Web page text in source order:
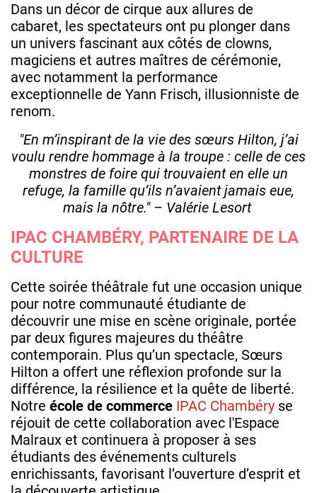
Dans un décor de cirque aux allures de
cabaret, les spectateurs ont pu plonger dans
un univers fascinant aux côtés de clowns,
magiciens et autres maîtres de cérémonie,
avec notamment la performance
exceptionnelle de Yann Frisch, illusionniste de
renom.
"En m’inspirant de la vie des sœurs Hilton, j’ai
voulu rendre hommage à la troupe : celle de ces
monstres de foire qui trouvaient en elle un
refuge, la famille qu’ils n’avaient jamais eue,
mais la nôtre." – Valérie Lesort
IPAC CHAMBÉRY, PARTENAIRE DE LA
CULTURE
Cette soirée théâtrale fut une occasion unique
pour notre communauté étudiante de
découvrir une mise en scène originale, portée
par deux figures majeures du théâtre
contemporain. Plus qu’un spectacle, Sœurs
Hilton a offert une réflexion profonde sur la
différence, la résilience et la quête de liberté.
Notre école de commerce IPAC Chambéry se
réjouit de cette collaboration avec l'Espace
Malraux et continuera à proposer à ses
étudiants des événements culturels
enrichissants, favorisant l’ouverture d’esprit et